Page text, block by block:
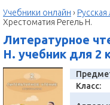
Учебники онлайн › Русская
Хрестоматия Регель Н.
Литературное
Н. учебник для 2
Класс: